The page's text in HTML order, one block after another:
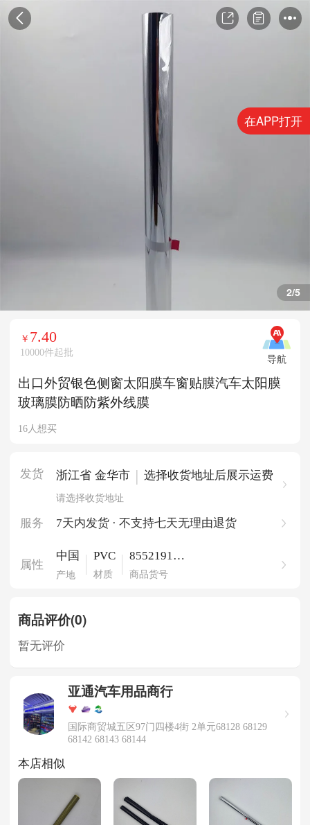
在APP打开
2/5
￥ 7.40
10000件起批 导航
出口外贸银色侧窗太阳膜车窗贴膜汽车太阳膜
玻璃膜防晒防紫外线膜
16人想买
发货 浙江省 金华市 | 选择收货地址后展示运费
请选择收货地址
服务 7天内发货 · 不支持七天无理由退货
属性
中国
产地
PVC
材质
855219153
65867664
商品货号
商品评价(0)
暂无评价
亚通汽车用品商行
国际商贸城五区97门四楼4街 2单元68128 68129
68142 68143 68144
本店相似